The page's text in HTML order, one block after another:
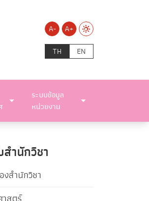
A-
A+
TH
EN
ระบบข้อมูล
หน่วยงาน
ำนักวิชา
งสำนักวิชา